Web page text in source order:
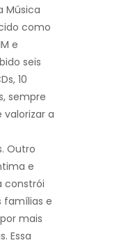
Música
como
e
seis
10
sempre
a
Outro
e
constrói
famílias e
mais
Essa